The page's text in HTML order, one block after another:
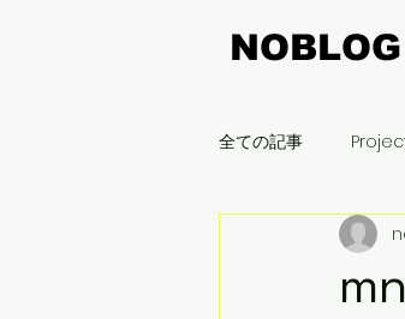
NOBLOG
全ての記事
木